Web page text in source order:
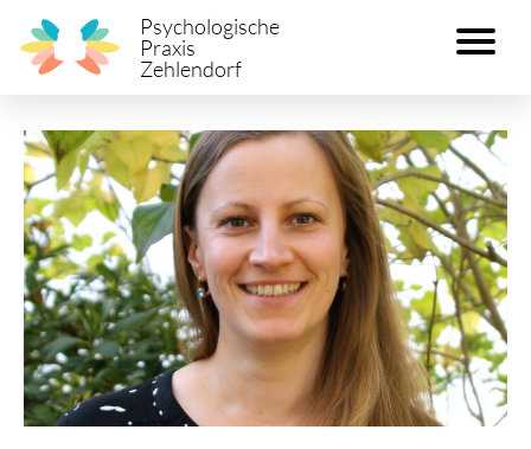
Psychologische
Praxis
Zehlendorf